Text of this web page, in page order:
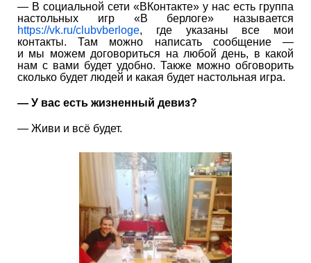
— В социальной сети «ВКонтакте» у нас есть группа
настольных игр «В берлоге» называется
https://vk.ru/clubvberloge, где указаны все мои
контакты. Там можно написать сообщение —
и мы можем договориться на любой день, в какой
нам с вами будет удобно. Также можно обговорить
сколько будет людей и какая будет настольная игра.
— У вас есть жизненный девиз?
— Живи и всё будет.